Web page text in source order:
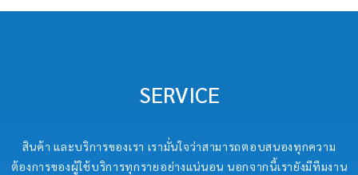
SERVICE
สินค้า และบริการของเรา เรามั่นใจว่าสามารถตอบสนองทุกความ
ต้องการของผู้ใช้บริการทุกรายอย่างแน่นอน นอกจากนี้เรายังมีทีมงาน